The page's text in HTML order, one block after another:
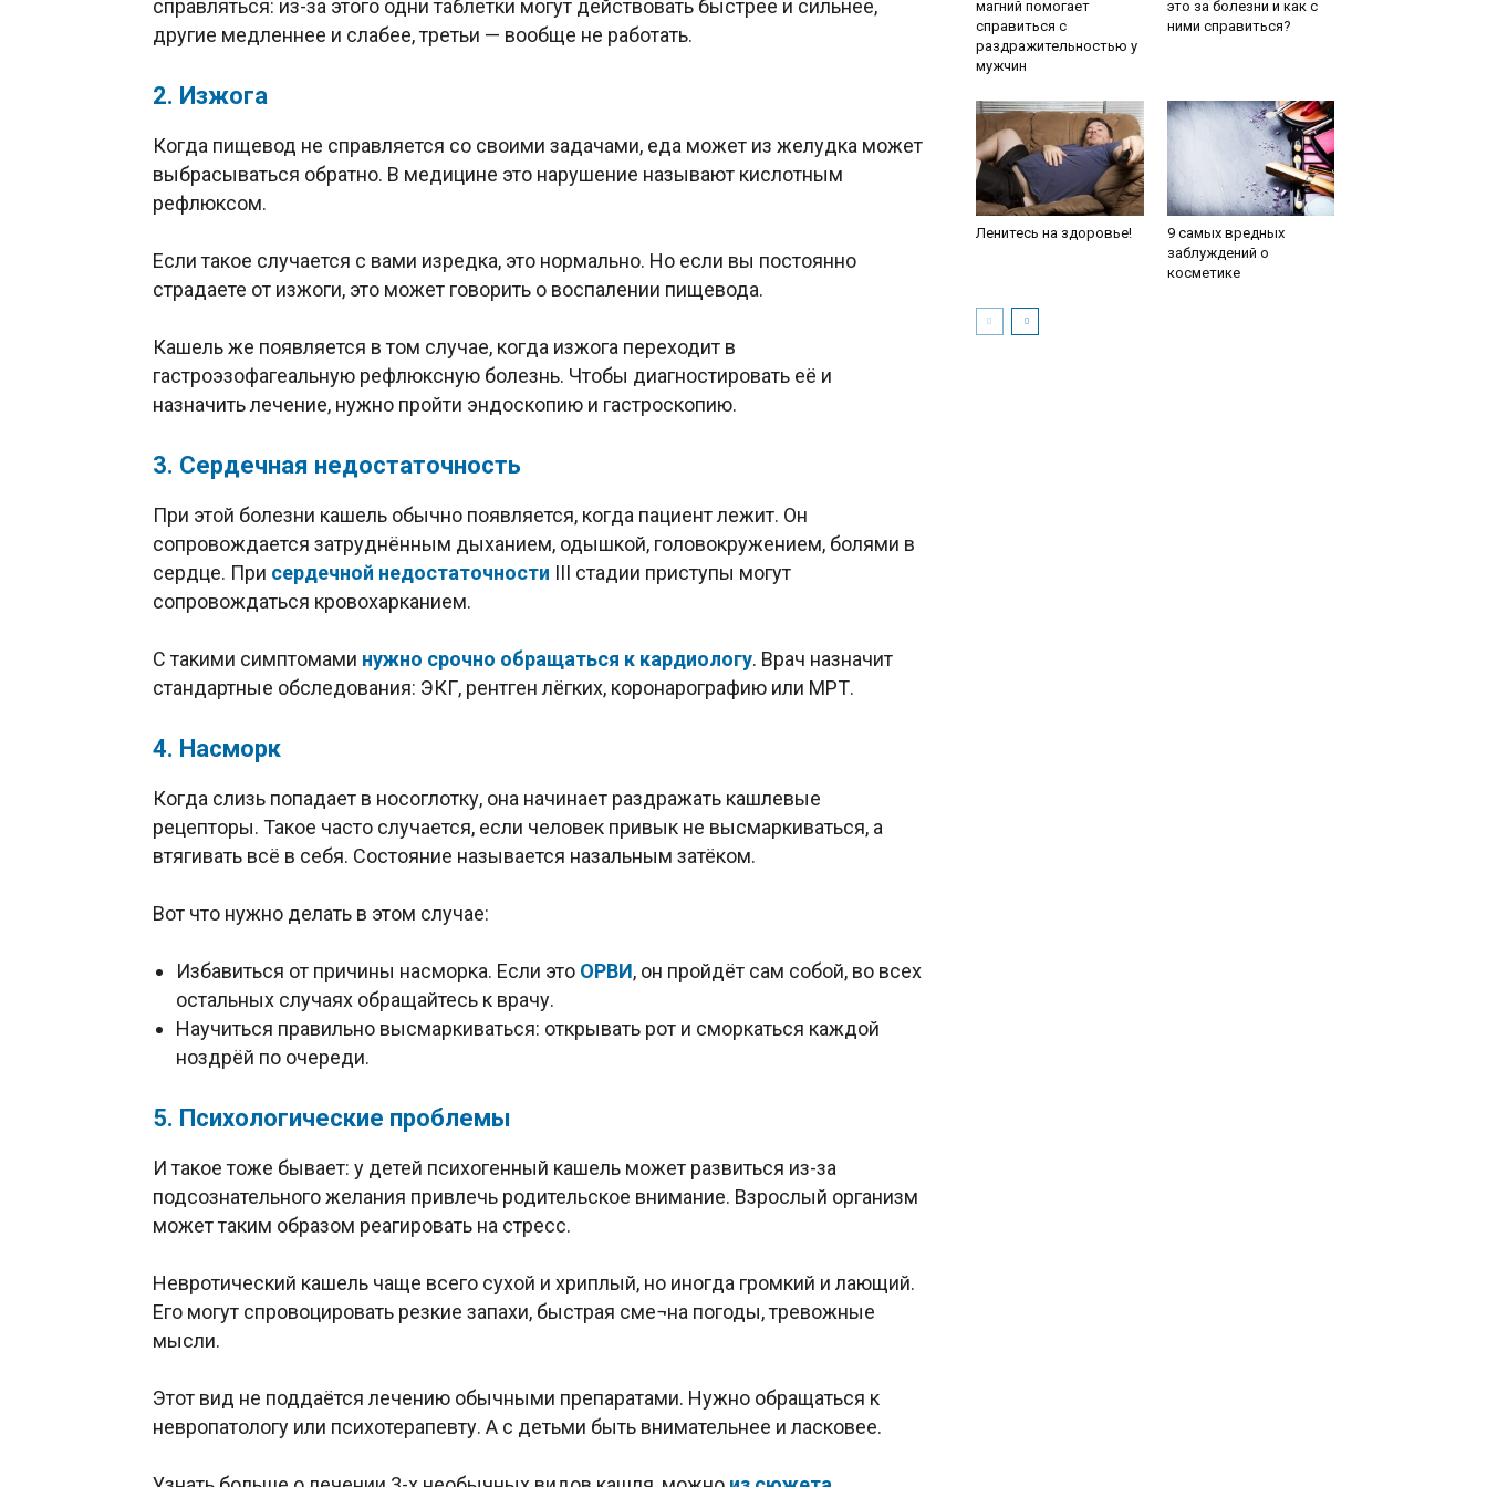
справляться: из-за этого одни таблетки могут действовать быстрее и сильнее,
другие медленнее и слабее, третьи — вообще не работать.
2. Изжога
Когда пищевод не справляется со своими задачами, еда может из желудка может
выбрасываться обратно. В медицине это нарушение называют кислотным
рефлюксом.
Если такое случается с вами изредка, это нормально. Но если вы постоянно
страдаете от изжоги, это может говорить о воспалении пищевода.
Кашель же появляется в том случае, когда изжога переходит в
гастроэзофагеальную рефлюксную болезнь. Чтобы диагностировать её и
назначить лечение, нужно пройти эндоскопию и гастроскопию.
3. Сердечная недостаточность
При этой болезни кашель обычно появляется, когда пациент лежит. Он
сопровождается затруднённым дыханием, одышкой, головокружением, болями в
сердце. При сердечной недостаточности III стадии приступы могут
сопровождаться кровохарканием.
С такими симптомами нужно срочно обращаться к кардиологу. Врач назначит
стандартные обследования: ЭКГ, рентген лёгких, коронарографию или МРТ.
4. Насморк
Когда слизь попадает в носоглотку, она начинает раздражать кашлевые
рецепторы. Такое часто случается, если человек привык не высмаркиваться, а
втягивать всё в себя. Состояние называется назальным затёком.
Вот что нужно делать в этом случае:
Избавиться от причины насморка. Если это ОРВИ, он пройдёт сам собой, во всех
остальных случаях обращайтесь к врачу.
Научиться правильно высмаркиваться: открывать рот и сморкаться каждой
ноздрёй по очереди.
5. Психологические проблемы
И такое тоже бывает: у детей психогенный кашель может развиться из-за
подсознательного желания привлечь родительское внимание. Взрослый организм
может таким образом реагировать на стресс.
Невротический кашель чаще всего сухой и хриплый, но иногда громкий и лающий.
Его могут спровоцировать резкие запахи, быстрая сме¬на погоды, тревожные
мысли.
Этот вид не поддаётся лечению обычными препаратами. Нужно обращаться к
невропатологу или психотерапевту. А с детьми быть внимательнее и ласковее.
магний помогает
справиться с
раздражительностью у
мужчин
это за болезни и как с
ними справиться?
Ленитесь на здоровье!
9 самых вредных
заблуждений о
косметике